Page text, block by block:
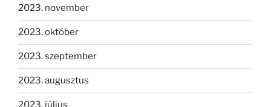
2023. november
2023. október
2023. szeptember
2023. augusztus
2023. július